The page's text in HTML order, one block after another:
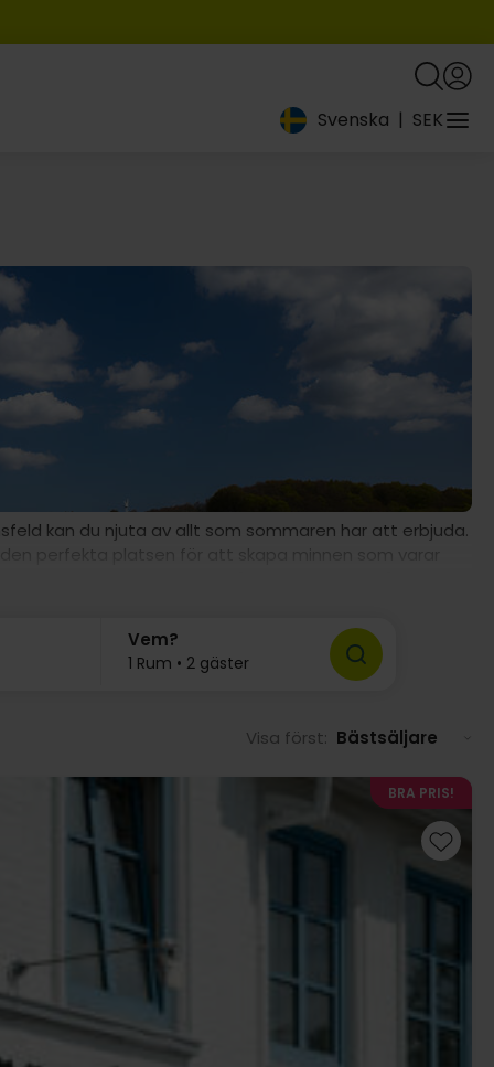
Svenska | SEK
kan du njuta av allt som sommaren har att erbjuda.
perfekta platsen för att skapa minnen som varar
eller bara koppla av, har vår Sommarresor något för
Vem?
1 Rum • 2 gäster
Visa först: Bästsäljare
BRA PRIS!